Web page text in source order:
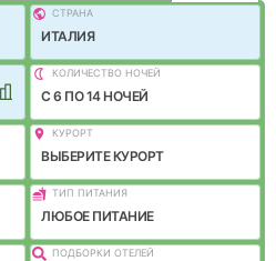
СТРАНА
ИТАЛИЯ
КОЛИЧЕСТВО НОЧЕЙ
C 6 ПО 14 НОЧЕЙ
КУРОРТ
ВЫБЕРИТЕ КУРОРТ
ТИП ПИТАНИЯ
ЛЮБОЕ ПИТАНИЕ
ПОДБОРКИ ОТЕЛЕЙ